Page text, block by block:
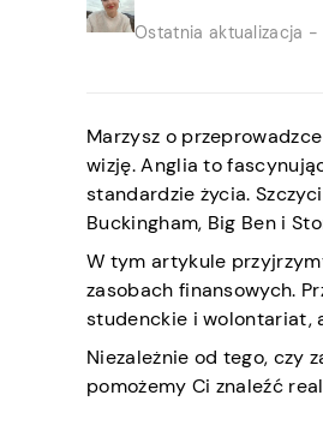
Ostatnia aktualizacja -
Marzysz o
wizję. Anglia to
standardzie życia.
Buckingham, Big Ben i
W tym artykule
zasobach finansowych.
studenckie i wolontariat,
Niezależnie od tego, czy
pomożemy Ci znaleźć